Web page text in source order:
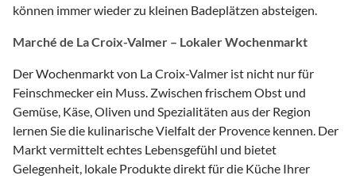
können immer wieder zu kleinen Badeplätzen absteigen.
Marché de La Croix-Valmer – Lokaler Wochenmarkt
Der Wochenmarkt von La Croix-Valmer ist nicht nur für
Feinschmecker ein Muss. Zwischen frischem Obst und
Gemüse, Käse, Oliven und Spezialitäten aus der Region
lernen Sie die kulinarische Vielfalt der Provence kennen. Der
Markt vermittelt echtes Lebensgefühl und bietet
Gelegenheit, lokale Produkte direkt für die Küche Ihrer